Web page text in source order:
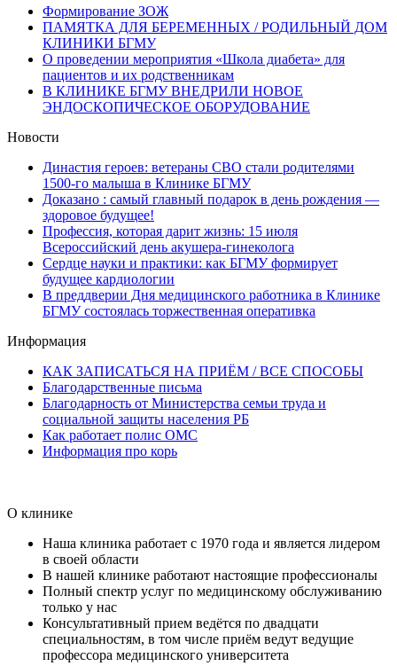
Формирование ЗОЖ
ПАМЯТКА ДЛЯ БЕРЕМЕННЫХ / РОДИЛЬНЫЙ ДОМ
КЛИНИКИ БГМУ
О проведении мероприятия «Школа диабета» для
пациентов и их родственникам
В КЛИНИКЕ БГМУ ВНЕДРИЛИ НОВОЕ
ЭНДОСКОПИЧЕСКОЕ ОБОРУДОВАНИЕ
Новости
Династия героев: ветераны СВО стали родителями
1500-го малыша в Клинике БГМУ
Доказано : самый главный подарок в день рождения —
здоровое будущее!
Профессия, которая дарит жизнь: 15 июля
Всероссийский день акушера-гинеколога
Сердце науки и практики: как БГМУ формирует
будущее кардиологии
В преддверии Дня медицинского работника в Клинике
БГМУ состоялась торжественная оперативка
Информация
КАК ЗАПИСАТЬСЯ НА ПРИЁМ / ВСЕ СПОСОБЫ
Благодарственные письма
Благодарность от Министерства семьи труда и
социальной защиты населения РБ
Как работает полис ОМС
Информация про корь
О клинике
Наша клиника работает с 1970 года и является лидером
в своей области
В нашей клинике работают настоящие профессионалы
Полный спектр услуг по медицинскому обслуживанию
только у нас
Консультативный прием ведётся по двадцати
специальностям, в том числе приём ведут ведущие
профессора медицинского университета